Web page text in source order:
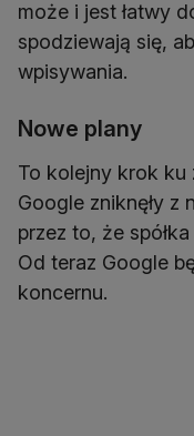
może i jest łatwy
spodziewają się,
wpisywania.
Nowe plany
To kolejny krok ku
Google zniknęły z
przez to, że
Od teraz Google
koncernu.